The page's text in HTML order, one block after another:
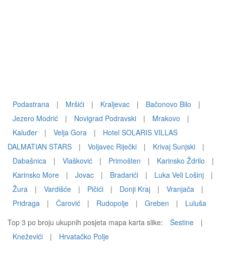
Podastrana | Mršići | Kraljevac | Bačonovo Bilo
|
Jezero Modrić
| Novigrad Podravski | Mrakovo
|
Kaluđer
| Velja Gora |
Hotel SOLARIS VILLAS
DALMATIAN STARS
| Voljavec Riječki | Krivaj Sunjski
|
Dabašnica
| Vlašković | Primošten | Karinsko Ždrilo
|
Karinsko More
| Jovac | Bradarići | Luka Veli Lošinj
|
Žura
| Vardišće | Pičići | Donji Kraj | Vranjača
|
Pridraga
| Čarović | Rudopolje | Greben |
Luluša
Top 3 po broju ukupnih posjeta mapa karta slike:
Šestine
|
Kneževići
| Hrvatačko Polje